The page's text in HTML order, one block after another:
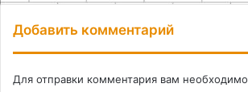
Добавить комментарий
Для отправки комментария вам необходимо